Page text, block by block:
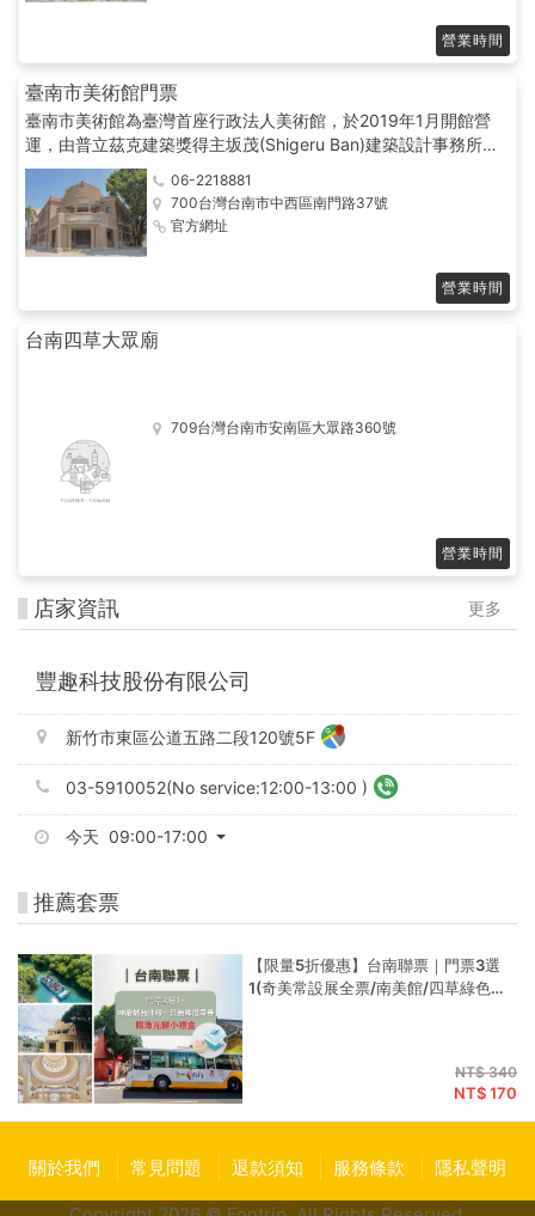
營業時間
臺南市美術館門票
臺南市美術館為臺灣首座行政法人美術館，於2019年1月開館營
運，由普立茲克建築獎得主坂茂(Shigeru Ban)建築設計事務所與
石昭永建築師合作設計；總建地面積達2萬餘坪，新舊建築活化與
興建，期盼作為臺南藝術發散與收攏基地。 致力發展臺南在地及
臺灣近現代與當代藝術之展示、典藏與研究，建構臺灣美術發展脈
絡與面向。為強化藝術資源之發掘與整合，以跨域資源著手開發與
行銷，轉化藝術文化可塑性，放眼國際及異業連結可能性，提供館
所場域與資源，發展藝術創作、學習與研究之多方交流。
06-2218881
700台灣台南市中西區南門路37號
官方網址
營業時間
台南四草大眾廟
709台灣台南市安南區大眾路360號
營業時間
店家資訊 更多
豐趣科技股份有限公司
新竹市東區公道五路二段120號5F
03-5910052(No service:12:00-13:00 )
今天 09:00-17:00
推薦套票
【限量5折優惠】台南聯票｜門票3選
1(奇美常設展全票/南美館/四草綠色隧
NT$ 340
NT$ 170
關於我們 常見問題 退款須知 服務條款 隱私聲明